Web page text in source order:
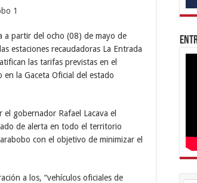
a partir del ocho (08) de mayo de
estaciones recaudadoras La Entrada
las tarifas previstas en el
la Gaceta Oficial del estado
gobernador Rafael Lacava el
de alerta en todo el territorio
con el objetivo de minimizar el
a los, “vehículos oficiales de